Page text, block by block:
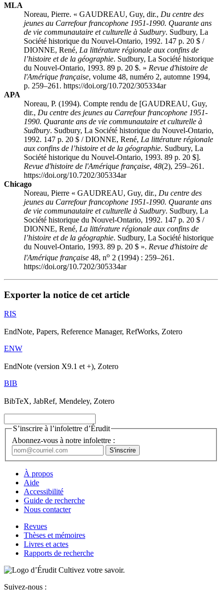
MLA
Noreau, Pierre. « GAUDREAU, Guy, dir., Du centre des
jeunes au Carrefour francophone 1951-1990. Quarante ans
de vie communautaire et culturelle à Sudbury. Sudbury, La
Société historique du Nouvel-Ontario, 1992. 147 p. 20 $ /
DIONNE, René, La littérature régionale aux confins de
l’histoire et de la géographie. Sudbury, La Société historique
du Nouvel-Ontario, 1993. 89 p. 20 $. » Revue d'histoire de
l'Amérique française, volume 48, numéro 2, automne 1994,
p. 259–261. https://doi.org/10.7202/305334ar
APA
Noreau, P. (1994). Compte rendu de [GAUDREAU, Guy,
dir., Du centre des jeunes au Carrefour francophone 1951-
1990. Quarante ans de vie communautaire et culturelle à
Sudbury. Sudbury, La Société historique du Nouvel-Ontario,
1992. 147 p. 20 $ / DIONNE, René, La littérature régionale
aux confins de l’histoire et de la géographie. Sudbury, La
Société historique du Nouvel-Ontario, 1993. 89 p. 20 $].
Revue d'histoire de l'Amérique française, 48(2), 259–261.
https://doi.org/10.7202/305334ar
Chicago
Noreau, Pierre « GAUDREAU, Guy, dir., Du centre des
jeunes au Carrefour francophone 1951-1990. Quarante ans
de vie communautaire et culturelle à Sudbury. Sudbury, La
Société historique du Nouvel-Ontario, 1992. 147 p. 20 $ /
DIONNE, René, La littérature régionale aux confins de
l’histoire et de la géographie. Sudbury, La Société historique
du Nouvel-Ontario, 1993. 89 p. 20 $ ». Revue d'histoire de
l'Amérique française 48, no 2 (1994) : 259–261.
https://doi.org/10.7202/305334ar
Exporter la notice de cet article
RIS
EndNote, Papers, Reference Manager, RefWorks, Zotero
ENW
EndNote (version X9.1 et +), Zotero
BIB
BibTeX, JabRef, Mendeley, Zotero
S’inscrire à l’infolettre d’Érudit
Abonnez-vous à notre infolettre :
À propos
Aide
Accessibilité
Guide de recherche
Nous contacter
Revues
Thèses et mémoires
Livres et actes
Rapports de recherche
Cultivez votre savoir.
Suivez-nous :